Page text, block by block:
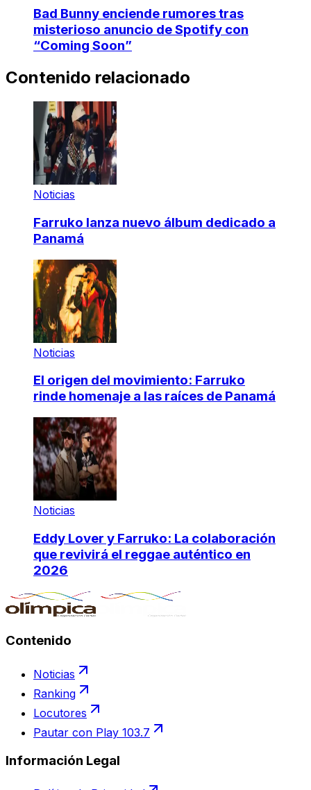
Bad Bunny enciende rumores tras
misterioso anuncio de Spotify con
“Coming Soon”
Contenido relacionado
Noticias
Farruko lanza nuevo álbum dedicado a
Panamá
Noticias
El origen del movimiento: Farruko
rinde homenaje a las raíces de Panamá
Noticias
Eddy Lover y Farruko: La colaboración
que revivirá el reggae auténtico en
2026
Contenido
Noticias
Ranking
Locutores
Pautar con Play 103.7
Información Legal